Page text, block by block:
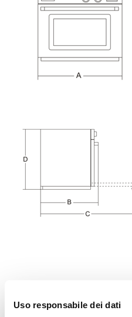
Uso responsabile dei dati
Otros productos
interesar